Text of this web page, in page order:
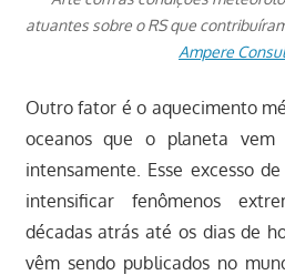
atuantes sobre o RS que
Ampere
Outro fator é o aquecimento
oceanos que o planeta
intensamente. Esse excesso
intensificar fenômenos
décadas atrás até os dias de
vêm sendo publicados no